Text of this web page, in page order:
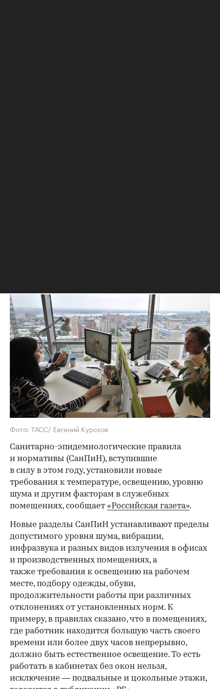
Фото: ТАСС/ Евгений Курсков
Санитарно-эпидемиологические правила
и нормативы (СанПиН), вступившие
в силу в этом году, установили новые
требования к температуре, освещению, уровню
шума и другим факторам в служебных
помещениях, сообщает «Российская газета».
Новые разделы СанПиН устанавливают пределы
допустимого уровня шума, вибрации,
инфразвука и разных видов излучения в офисах
и производственных помещениях, а
также требования к освещению на рабочем
месте, подбору одежды, обуви,
продолжительности работы при различных
отклонениях от установленных норм. К
примеру, в правилах сказано, что в помещениях,
где работник находится большую часть своего
времени или более двух часов непрерывно,
должно быть естественное освещение. То есть
работать в кабинетах без окон нельзя,
исключение — подвальные и цокольные этажи,